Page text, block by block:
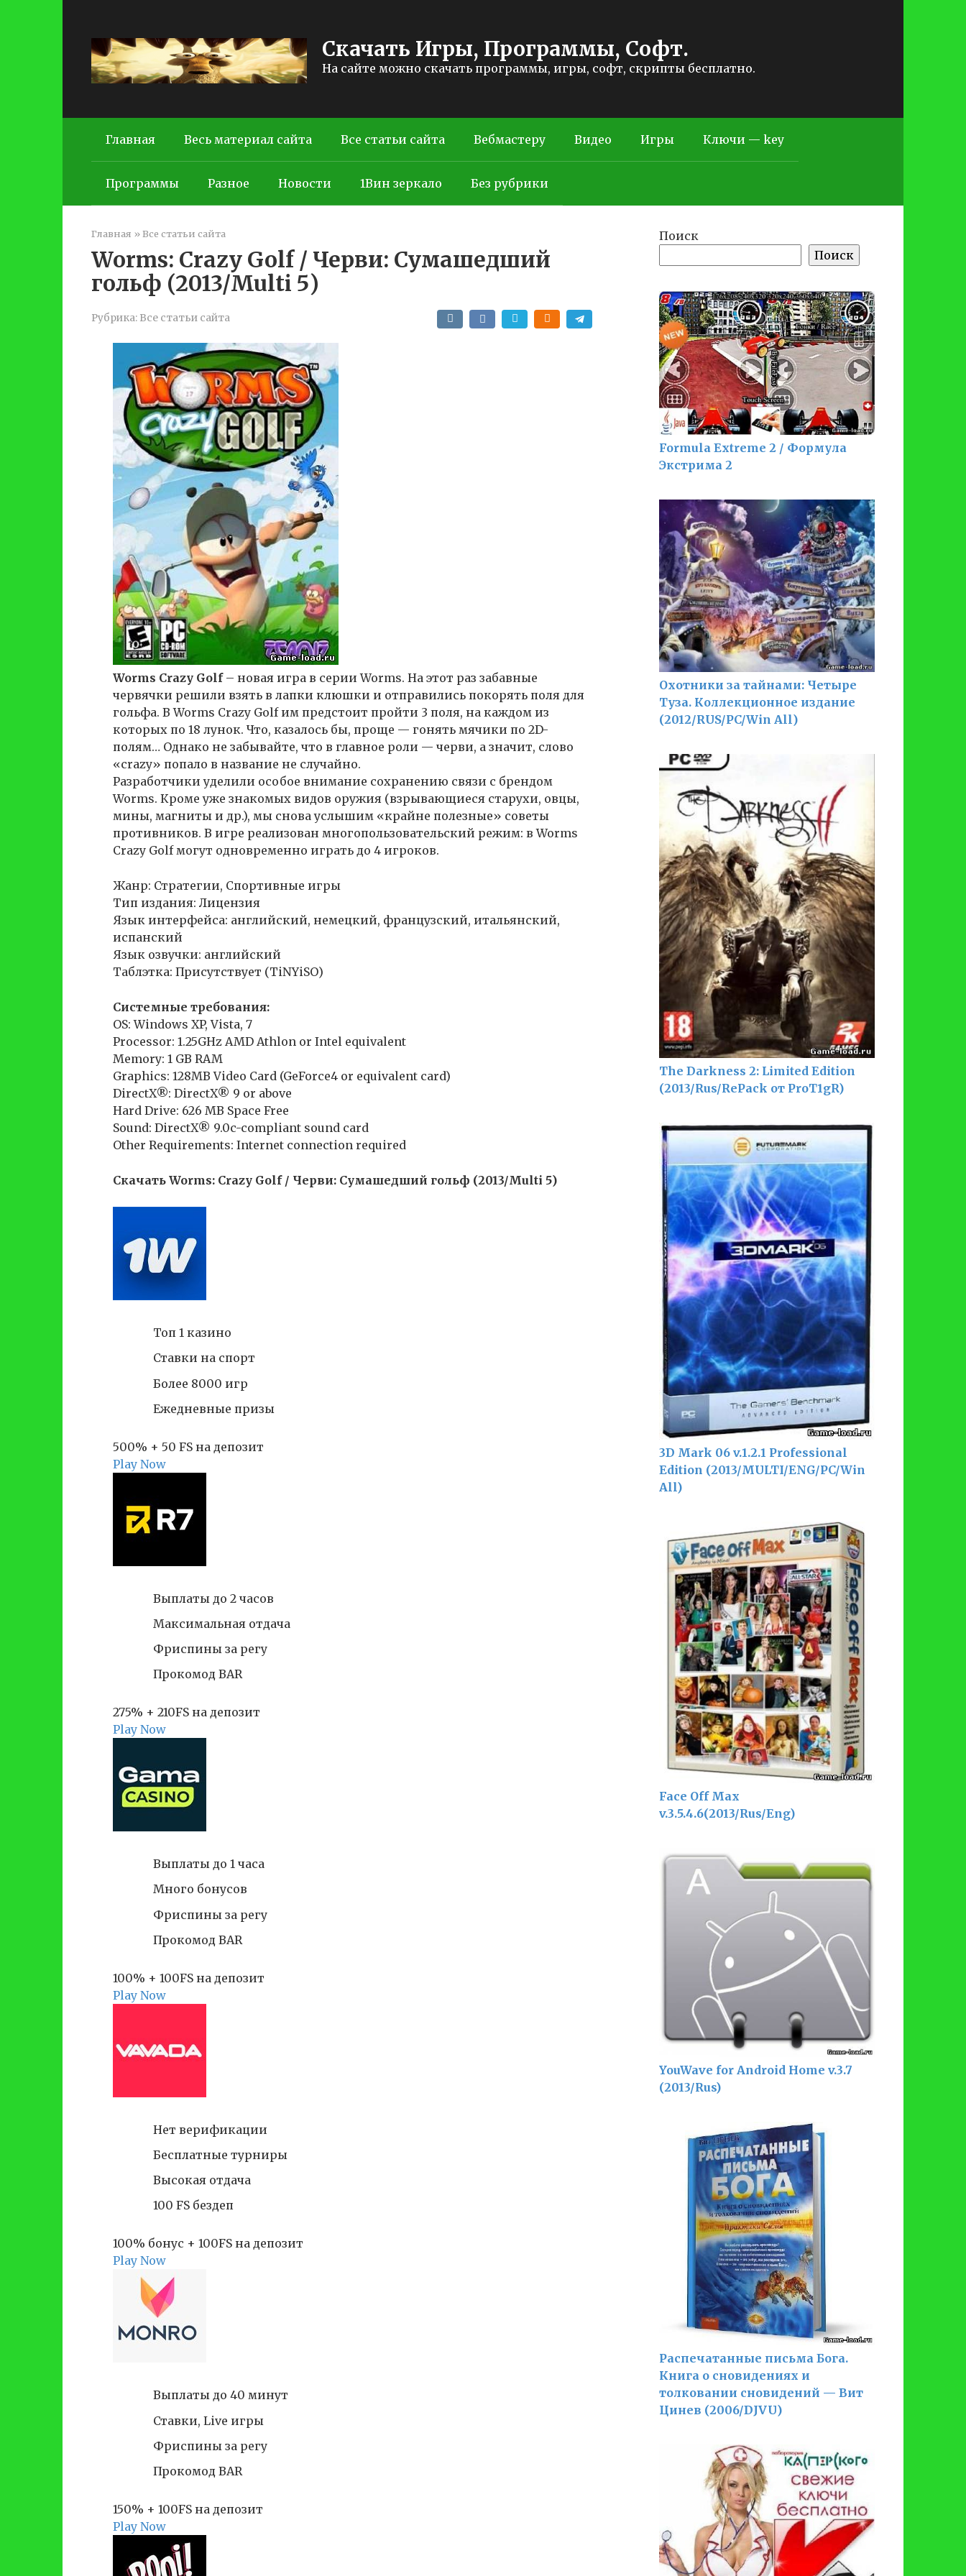
Скачать Игры, Программы, Софт.
На сайте можно скачать программы, игры, софт, скрипты бесплатно.
Главная Весь материал сайта Все статьи сайта Вебмастеру Видео Игры Ключи — key
Программы Разное Новости 1Вин зеркало Без рубрики
Главная »Все статьи сайта
Worms: Crazy Golf / Черви: Сумашедший
гольф (2013/Multi 5)
Рубрика: Все статьи сайта
Worms Crazy Golf – новая игра в серии Worms. На этот раз забавные
червячки решили взять в лапки клюшки и отправились покорять поля для
гольфа. В Worms Crazy Golf им предстоит пройти 3 поля, на каждом из
которых по 18 лунок. Что, казалось бы, проще — гонять мячики по 2D-
полям… Однако не забывайте, что в главное роли — черви, а значит, слово
«crazy» попало в название не случайно.
Разработчики уделили особое внимание сохранению связи с брендом
Worms. Кроме уже знакомых видов оружия (взрывающиеся старухи, овцы,
мины, магниты и др.), мы снова услышим «крайне полезные» советы
противников. В игре реализован многопользовательский режим: в Worms
Crazy Golf могут одновременно играть до 4 игроков.
Жанр: Стратегии, Спортивные игры
Тип издания: Лицензия
Язык интерфейса: английский, немецкий, французский, итальянский,
испанский
Язык озвучки: английский
Таблэтка: Присутствует (TiNYiSO)
Системные требования:
OS: Windows XP, Vista, 7
Processor: 1.25GHz AMD Athlon or Intel equivalent
Memory: 1 GB RAM
Graphics: 128MB Video Card (GeForce4 or equivalent card)
DirectX®: DirectX® 9 or above
Hard Drive: 626 MB Space Free
Sound: DirectX® 9.0c-compliant sound card
Other Requirements: Internet connection required
Скачать Worms: Crazy Golf / Черви: Сумашедший гольф (2013/Multi 5)
Топ 1 казино
Ставки на спорт
Более 8000 игр
Ежедневные призы
500% + 50 FS на депозит
Play Now
Выплаты до 2 часов
Максимальная отдача
Фриспины за регу
Прокомод BAR
275% + 210FS на депозит
Play Now
Выплаты до 1 часа
Много бонусов
Фриспины за регу
Прокомод BAR
100% + 100FS на депозит
Play Now
Нет верификации
Бесплатные турниры
Высокая отдача
100 FS бездеп
100% бонус + 100FS на депозит
Play Now
Выплаты до 40 минут
Ставки, Live игры
Фриспины за регу
Прокомод BAR
150% + 100FS на депозит
Play Now
Поиск
Поиск
Formula Extreme 2 / Формула
Экстрима 2
Охотники за тайнами: Четыре
Туза. Коллекционное издание
(2012/RUS/PC/Win All)
The Darkness 2: Limited Edition
(2013/Rus/RePack от ProT1gR)
3D Mark 06 v.1.2.1 Professional
Edition (2013/MULTI/ENG/PC/Win
All)
Face Off Max
v.3.5.4.6(2013/Rus/Eng)
YouWave for Android Home v.3.7
(2013/Rus)
Распечатанные письма Бога.
Книга о сновидениях и
толковании сновидений — Вит
Цинев (2006/DJVU)